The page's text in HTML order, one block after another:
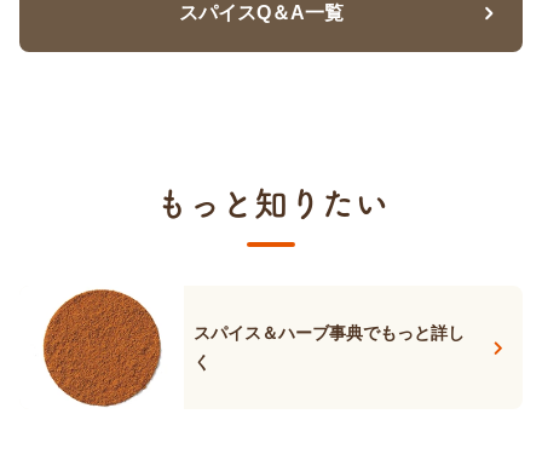
スパイスQ＆A一覧
もっと知りたい
スパイス＆ハーブ事典でもっと詳し
く